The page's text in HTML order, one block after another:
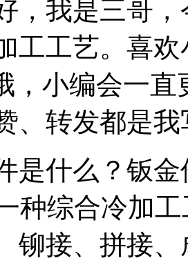
我是三哥，
工工艺。喜
，小编会一
、转发都是
什么？钣金
种综合冷加
铆接、拼接